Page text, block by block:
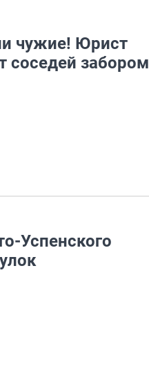
чужие! Юрист
соседей забором
Успенского